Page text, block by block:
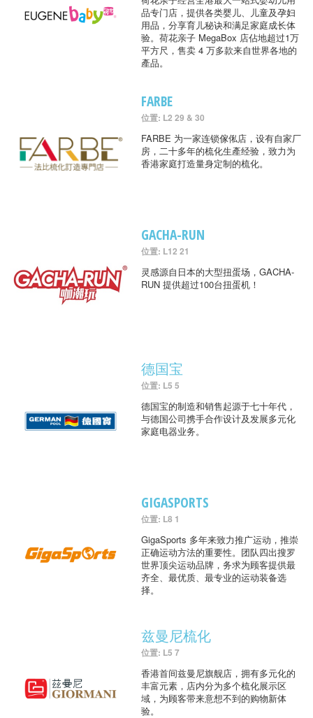
品专门店，提供各类婴儿、儿童及孕妇
用品，分享育儿秘诀和满足家庭成长体
验。荷花亲子 MegaBox 店佔地超过1万
平方尺，售卖 4 万多款来自世界各地的
產品。
FARBE
位置: L2 29 & 30
FARBE 为一家连锁傢俬店，设有自家厂
房，二十多年的梳化生產经验，致力为
香港家庭打造量身定制的梳化。
GACHA-RUN
位置: L12 21
灵感源自日本的大型扭蛋场，GACHA-
RUN 提供超过100台扭蛋机！
德国宝
位置: L5 5
德国宝的制造和销售起源于七十年代，
与德国公司携手合作设计及发展多元化
家庭电器业务。
GIGASPORTS
位置: L8 1
GigaSports 多年来致力推广运动，推崇
正确运动方法的重要性。团队四出搜罗
世界顶尖运动品牌，务求为顾客提供最
齐全、最优质、最专业的运动装备选
择。
兹曼尼梳化
位置: L5 7
香港首间兹曼尼旗舰店，拥有多元化的
丰富元素，店内分为多个梳化展示区
域，为顾客带来意想不到的购物新体
验。